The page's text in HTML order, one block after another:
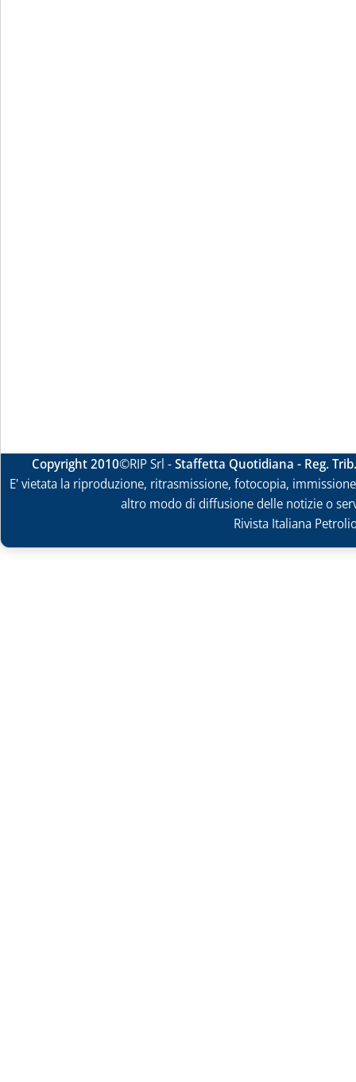
Copyright 2010©RIP Srl -Staffetta Quotidiana - Reg.
E' vietata la riproduzione, ritrasmissione, fotocopia,
altro modo di diffusione delle notizie o
Rivista Italiana